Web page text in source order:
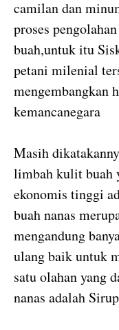
camilan dan
proses
buah,untuk itu
petani milenial
mengembangkan
kemancanegara
Masih
limbah kulit buah
ekonomis tinggi
buah nanas
mengandung
ulang baik untuk
satu olahan yang
nanas adalah